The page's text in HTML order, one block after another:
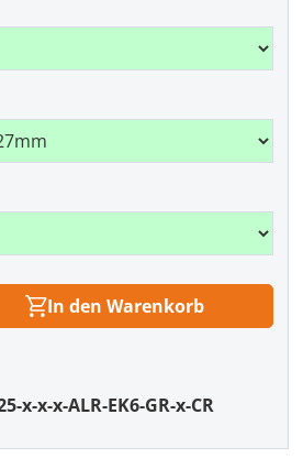
den gewünschten
In den Warenkorb
x-x-x-ALR-EK6-GR-x-CR